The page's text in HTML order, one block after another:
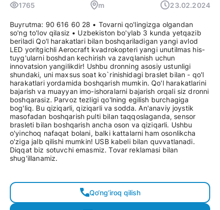
1765 m 23.02.2024
Buyrutma: 90 616 60 28 • Tovarni qo'lingizga olgandan
so'ng to'lov qilasiz • Uzbekiston bo'ylab 3 kunda yetqazib
beriladi Qo'l harakatlari bilan boshqariladigan yangi avlod
LED yoritgichli Aerocraft kvadrokopteri yangi unutilmas his-
tuyg'ularni boshdan kechirish va zavqlanish uchun
innovatsion yangilikdir! Ushbu dronning asosiy ustunligi
shundaki, uni maxsus soat ko`rinishidagi braslet bilan - qo'l
harakatlari yordamida boshqarish mumkin. Qo'l harakatlarini
bajarish va muayyan imo-ishoralarni bajarish orqali siz dronni
boshqarasiz. Parvoz tezligi qo'lning egilish burchagiga
bog'liq. Bu qiziqarli, qiziqarli va sodda. An'anaviy joystik
masofadan boshqarish pulti bilan taqqoslaganda, sensor
brasleti bilan boshqarish ancha oson va qiziqarli. Ushbu
o'yinchoq nafaqat bolani, balki kattalarni ham osonlikcha
o'ziga jalb qilishi mumkin! USB kabeli bilan quvvatlanadi.
Diqqat biz sotuvchi emasmiz. Tovar reklamasi bilan
shug'illanamiz.
Qo‘ng‘iroq qilish